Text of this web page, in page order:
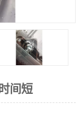
间短